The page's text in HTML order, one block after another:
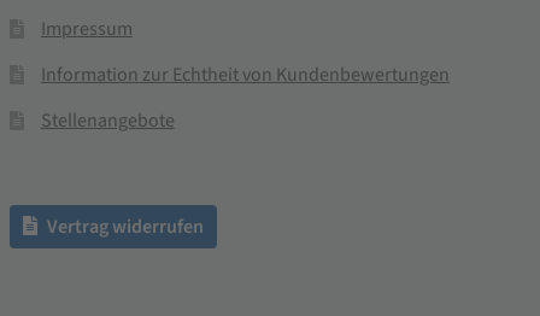
Impressum
Information zur Echtheit von Kundenbewertungen
Stellenangebote
Vertrag widerrufen